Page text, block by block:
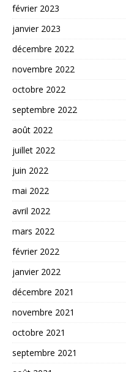
février 2023
janvier 2023
décembre 2022
novembre 2022
octobre 2022
septembre 2022
août 2022
juillet 2022
juin 2022
mai 2022
avril 2022
mars 2022
février 2022
janvier 2022
décembre 2021
novembre 2021
octobre 2021
septembre 2021